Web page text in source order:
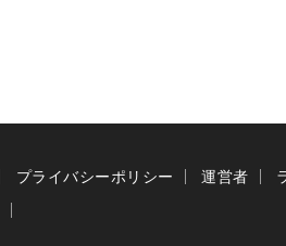
プライバシーポリシー 運営者